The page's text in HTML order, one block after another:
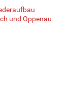
und Oppenau